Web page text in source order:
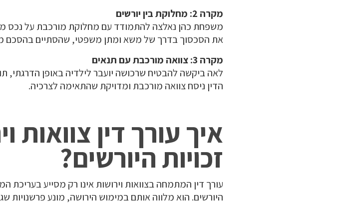
מקרה 2: מחלוקת בין יורשים
משפחת כהן נאלצה להתמודד עם מחלוקת מורכבת על נכס
את הסכסוך בדרך של משא ומתן משפטי, שהסתיים בהסכם
מקרה 3: צוואה מורכבת עם תנאים
לאה ביקשה להבטיח שרכושה יועבר לילדיה באופן הדרגתי,
הדין ניסח צוואה מורכבת ומדויקת שהתאימה לצרכיה.
איך עורך דין צוואות
זכויות היורשים?
עורך דין המתמחה בצוואות וירושות אינו רק מסייע בעריכת
היורשים. הוא מלווה אותם במימוש הירושה, מונע פרשנויות